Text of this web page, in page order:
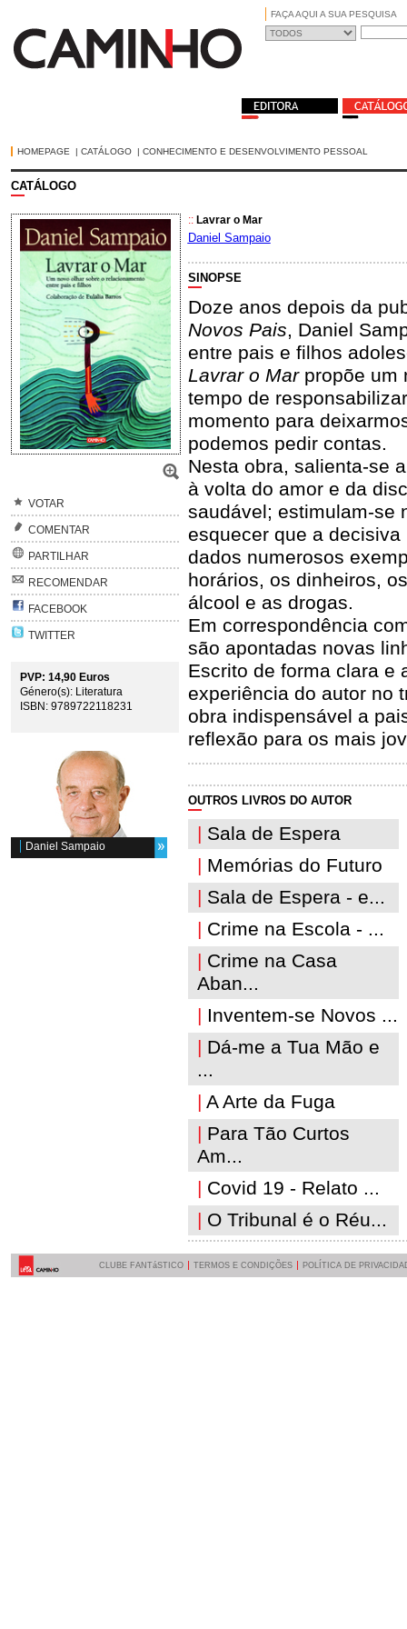
FAÇA AQUI A SUA PESQUISA
HOMEPAGE | CATÁLOGO| CONHECIMENTO E DESENVOLVIMENTO PESSOAL
CATÁLOGO
VOTAR
COMENTAR
PARTILHAR
RECOMENDAR
FACEBOOK
TWITTER
PVP: 14,90 Euros
Género(s): Literatura
ISBN: 9789722118231
Daniel Sampaio
:: Lavrar o Mar
Daniel Sampaio
SINOPSE
Doze anos depois da
Novos Pais, Daniel
entre pais e filhos
Lavrar o Marpropõe um
tempo de
momento para
podemos pedir contas.
Nesta obra, salienta-se
à volta do amor e da
saudável; estimulam-se
esquecer que a
dados numerosos
horários, os dinheiros,
álcool e as drogas.
Em correspondência
são apontadas novas
Escrito de forma clara e
experiência do autor no
obra indispensável a
reflexão para os mais
OUTROS LIVROS DO AUTOR
| Sala de Espera
| Memórias do Futuro
| Sala de Espera - e...
| Crime na Escola - ...
| Crime na Casa
Aban...
| Inventem-se Novos ...
| Dá-me a Tua Mão e
...
| A Arte da Fuga
| Para Tão Curtos
Am...
| Covid 19 - Relato ...
| O Tribunal é o Réu...
CLUBE FANTáSTICO TERMOS E CONDIÇÕES POLÍTICA DE